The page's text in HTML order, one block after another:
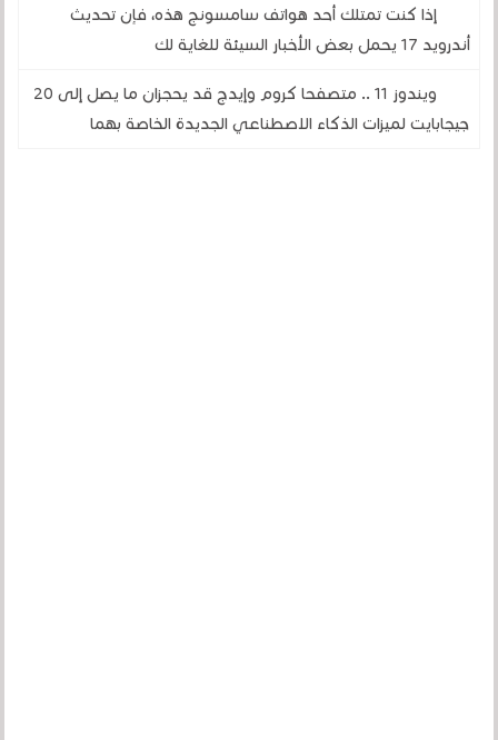
إذا كنت تمتلك أحد هواتف سامسونج هذه، فإن تحديث
أندرويد 17 يحمل بعض الأخبار السيئة للغاية لك
ويندوز 11 .. متصفحا كروم وإيدج قد يحجزان ما يصل إلى 20
جيجابايت لميزات الذكاء الاصطناعي الجديدة الخاصة بهما